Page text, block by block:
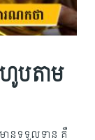
បតាម
នទទួលទាន គឺ